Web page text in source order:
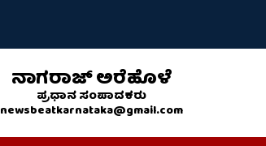
ನಾಗರಾಜ್ ಅರೆಹೊಳೆ
ಪ್ರಧಾನ ಸಂಪಾದಕರು
newsbeatkarnataka@gmail.com